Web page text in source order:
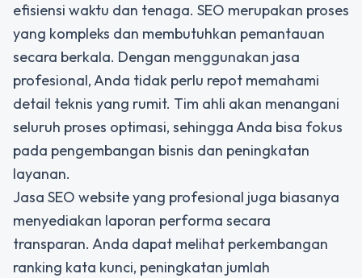
efisiensi waktu dan tenaga. SEO merupakan proses
yang kompleks dan membutuhkan pemantauan
secara berkala. Dengan menggunakan jasa
profesional, Anda tidak perlu repot memahami
detail teknis yang rumit. Tim ahli akan menangani
seluruh proses optimasi, sehingga Anda bisa fokus
pada pengembangan bisnis dan peningkatan
layanan.
Jasa SEO website yang profesional juga biasanya
menyediakan laporan performa secara
transparan. Anda dapat melihat perkembangan
ranking kata kunci, peningkatan jumlah